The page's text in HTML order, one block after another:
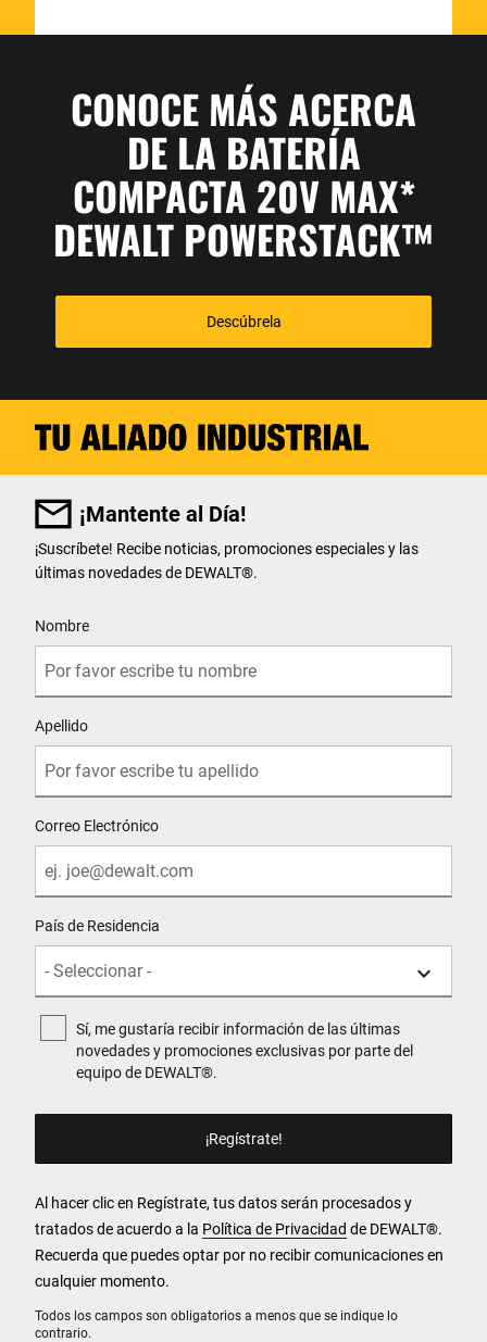
CONOCE MÁS ACERCA
DE LA BATERÍA
COMPACTA 20V MAX*
DEWALT POWERSTACK™
Descúbrela
¡Mantente al Día!
Todos los campos son obligatorios a menos que se indique lo
contrario.
¡Suscríbete! Recibe noticias, promociones especiales y las
últimas novedades de DEWALT®.
Nombre
Apellido
Correo Electrónico
País de Residencia
Sí, me gustaría recibir información de las últimas
novedades y promociones exclusivas por parte del
equipo de DEWALT®.
Al hacer clic en Regístrate, tus datos serán procesados y
tratados de acuerdo a la Política de Privacidad de DEWALT®.
Recuerda que puedes optar por no recibir comunicaciones en
cualquier momento.